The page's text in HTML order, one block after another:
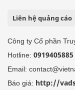
Liên hệ quảng cáo
Công ty Cổ phần
Hotline:
Email:
Báo giá: http://